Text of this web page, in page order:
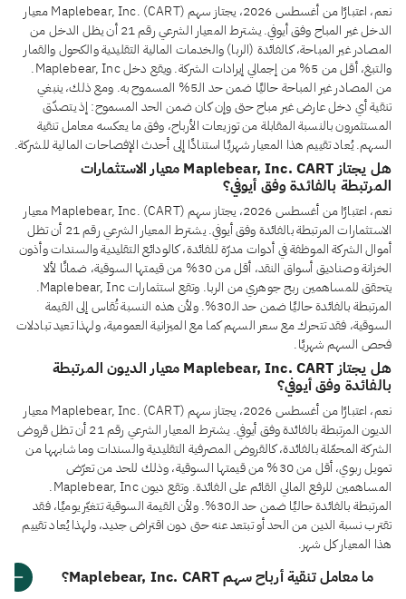
نعم، اعتبارًا من أغسطس 2026، يجتاز سهم Maplebear, Inc. (CART) معيار
الدخل غير المباح وفق أيوفي. يشترط المعيار الشرعي رقم 21 أن يظل الدخل من
المصادر غير المباحة، كالفائدة (الربا) والخدمات المالية التقليدية والكحول والقمار
والتبغ، أقل من 5% من إجمالي إيرادات الشركة. ويقع دخل Maplebear, Inc.
من المصادر غير المباحة حاليًا ضمن حد الـ5% المسموح به. ومع ذلك، ينبغي
تنقية أي دخل عارض غير مباح حتى وإن كان ضمن الحد المسموح: إذ يتصدّق
المستثمرون بالنسبة المقابلة من توزيعات الأرباح، وفق ما يعكسه معامل تنقية
السهم. يُعاد تقييم هذا المعيار شهريًا استنادًا إلى أحدث الإفصاحات المالية للشركة.
هل يجتاز Maplebear, Inc. CART معيار الاستثمارات
المرتبطة بالفائدة وفق أيوفي؟
نعم، اعتبارًا من أغسطس 2026، يجتاز سهم Maplebear, Inc. (CART) معيار
الاستثمارات المرتبطة بالفائدة وفق أيوفي. يشترط المعيار الشرعي رقم 21 أن تظل
أموال الشركة الموظفة في أدوات مدرّة للفائدة، كالودائع التقليدية والسندات وأذون
الخزانة وصناديق أسواق النقد، أقل من 30% من قيمتها السوقية، ضمانًا لألا
يتحقق للمساهمين ربح جوهري من الربا. وتقع استثمارات Maplebear, Inc.
المرتبطة بالفائدة حاليًا ضمن حد الـ30%. ولأن هذه النسبة تُقاس إلى القيمة
السوقية، فقد تتحرك مع سعر السهم كما مع الميزانية العمومية، ولهذا تعيد تبادلات
فحص السهم شهريًا.
هل يجتاز Maplebear, Inc. CART معيار الديون المرتبطة
بالفائدة وفق أيوفي؟
نعم، اعتبارًا من أغسطس 2026، يجتاز سهم Maplebear, Inc. (CART) معيار
الديون المرتبطة بالفائدة وفق أيوفي. يشترط المعيار الشرعي رقم 21 أن تظل قروض
الشركة المحمّلة بالفائدة، كالقروض المصرفية التقليدية والسندات وما شابهها من
تمويل ربوي، أقل من 30% من قيمتها السوقية، وذلك للحد من تعرّض
المساهمين للرفع المالي القائم على الفائدة. وتقع ديون Maplebear, Inc.
المرتبطة بالفائدة حاليًا ضمن حد الـ30%. ولأن القيمة السوقية تتغيّر يوميًا، فقد
تقترب نسبة الدين من الحد أو تبتعد عنه حتى دون اقتراض جديد، ولهذا يُعاد تقييم
هذا المعيار كل شهر.
ما معامل تنقية أرباح سهم Maplebear, Inc. CART؟